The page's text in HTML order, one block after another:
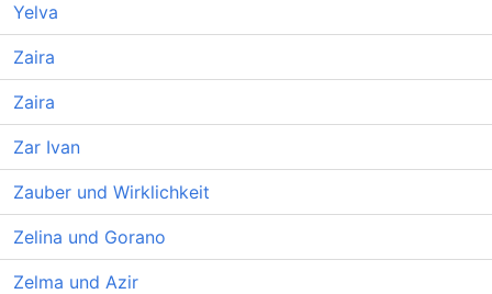
Yelva
Zaira
Zaira
Zar Ivan
Zauber und Wirklichkeit
Zelina und Gorano
Zelma und Azir